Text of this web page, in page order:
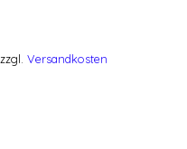
zzgl. Versandkosten